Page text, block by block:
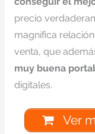
precio
magnífica
venta, que
muy buena
digitales.
Ver